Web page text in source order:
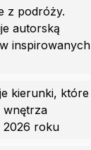
z podróży.
autorską
inspirowanych
kierunki, które
wnętrza
2026 roku